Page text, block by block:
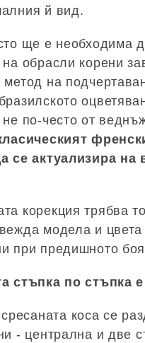
й вид.
ще е необходима
на обрасли корени
метод на
не по-често от
се актуализира на
корекция трябва
модела и цвета
при предишното
стъпка по стъпка
коса се
- централна и две